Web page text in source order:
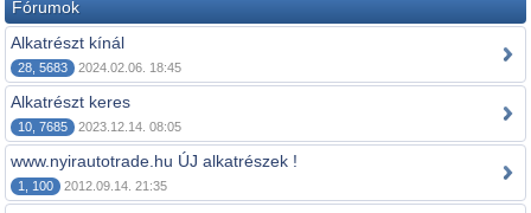
Fórumok
Alkatrészt kínál
28, 5683 2024.02.06. 18:45
Alkatrészt keres
10, 7685 2023.12.14. 08:05
www.nyirautotrade.hu ÚJ alkatrészek !
1, 100 2012.09.14. 21:35